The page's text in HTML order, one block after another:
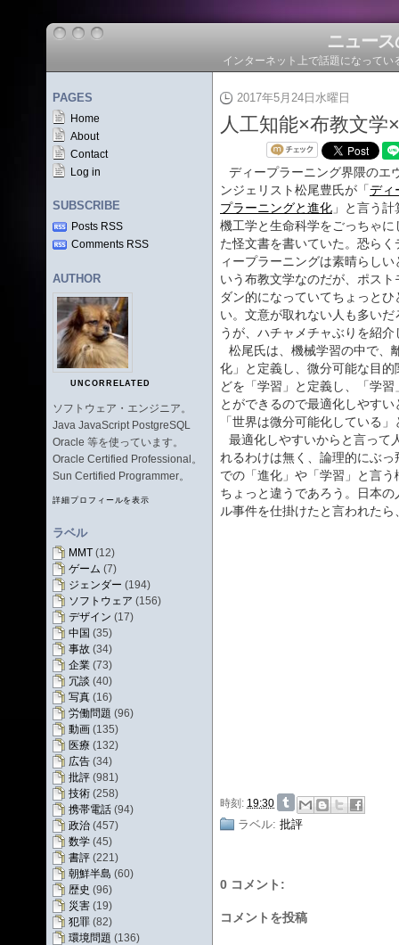
ニュー
インターネット上で話題になって
PAGES
Home
About
Contact
Log in
SUBSCRIBE
Posts RSS
Comments RSS
AUTHOR
UNCORRELATED
ソフトウェア・エンジニア。
Java JavaScript PostgreSQL
Oracle 等を使っています。
Oracle Certified Professional。
Sun Certified Programmer。
詳細プロフィールを表示
ラベル
MMT (12)
ゲーム (7)
ジェンダー (194)
ソフトウェア (156)
デザイン (17)
中国 (35)
事故 (34)
企業 (73)
冗談 (40)
写真 (16)
労働問題 (96)
動画 (135)
医療 (132)
広告 (34)
批評 (981)
技術 (258)
携帯電話 (94)
政治 (457)
数学 (45)
書評 (221)
朝鮮半島 (60)
歴史 (96)
災害 (19)
犯罪 (82)
環境問題 (136)
2017年5月24日水曜日
人工知能×布教文
ディープラーニング界隈のエ
ンジェリスト松尾豊氏が「ディ
プラーニングと進化 」と言う計
機工学と生命科学をごっちゃに
た怪文書を書いていた。恐らく
ィープラーニングは素晴らしい
いう布教文学なのだが、ポスト
ダン的になっていてちょっとひ
い。文意が取れない人も多いだ
うが、ハチャメチャぶりを紹介
松尾氏は、機械学習の中で、
化」と定義し、微分可能な目
どを「学習」と定義し、「学
とができるので最適化しやす
「世界は微分可能化している
最適化しやすいからと言って
れるわけは無く、論理的にぶ
での「進化」や「学習」と言
ちょっと違うであろう。日本
ル事件を仕掛けたと言われた
時刻: 19:30
ラベル: 批評
0 コメント:
コメントを投稿